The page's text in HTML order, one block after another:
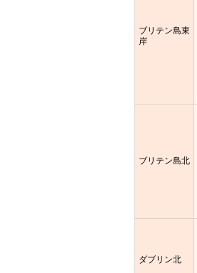
ブリテン島東
岸
ブリテン島北
ダブリン北